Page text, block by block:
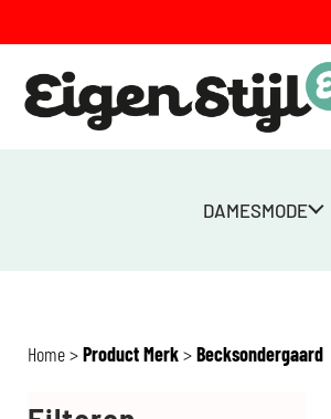
DAMESMODE
Home>Product Merk>Becksondergaard